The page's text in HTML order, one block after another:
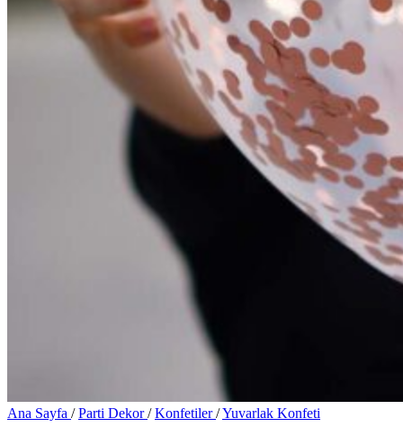
Ana Sayfa / Parti Dekor/ Konfetiler/Yuvarlak Konfeti